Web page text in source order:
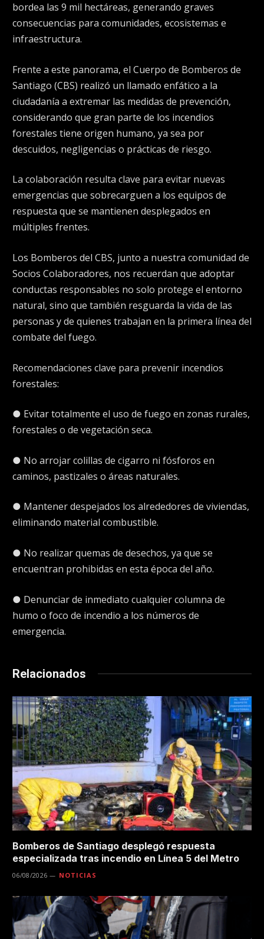
bordea las 9 mil hectáreas, generando graves
consecuencias para comunidades, ecosistemas e
infraestructura.
Frente a este panorama, el Cuerpo de Bomberos de
Santiago (CBS) realizó un llamado enfático a la
ciudadanía a extremar las medidas de prevención,
considerando que gran parte de los incendios
forestales tiene origen humano, ya sea por
descuidos, negligencias o prácticas de riesgo.
La colaboración resulta clave para evitar nuevas
emergencias que sobrecarguen a los equipos de
respuesta que se mantienen desplegados en
múltiples frentes.
Los Bomberos del CBS, junto a nuestra comunidad de
Socios Colaboradores, nos recuerdan que adoptar
conductas responsables no solo protege el entorno
natural, sino que también resguarda la vida de las
personas y de quienes trabajan en la primera línea del
combate del fuego.
Recomendaciones clave para prevenir incendios
forestales:
● Evitar totalmente el uso de fuego en zonas rurales,
forestales o de vegetación seca.
● No arrojar colillas de cigarro ni fósforos en
caminos, pastizales o áreas naturales.
● Mantener despejados los alrededores de viviendas,
eliminando material combustible.
● No realizar quemas de desechos, ya que se
encuentran prohibidas en esta época del año.
● Denunciar de inmediato cualquier columna de
humo o foco de incendio a los números de
emergencia.
Relacionados
Bomberos de Santiago desplegó respuesta
especializada tras incendio en Línea 5 del Metro
06/08/2026 NOTICIAS